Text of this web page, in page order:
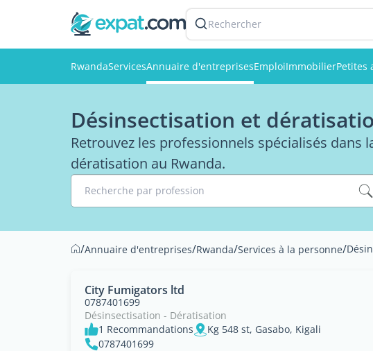
Rechercher
RwandaServicesAnnuaire d'entreprisesEmploiImmobilierPetites
Désinsectisation et
Retrouvez les professionnels spécialisés
dératisation au Rwanda.
Recherche par profession
/Annuaire d'entreprises/Rwanda/Services à la personne/
City Fumigators ltd
0787401699
Désinsectisation - Dératisation
1 Recommandations
Kg 548 st, Gasabo, Kigali
0787401699